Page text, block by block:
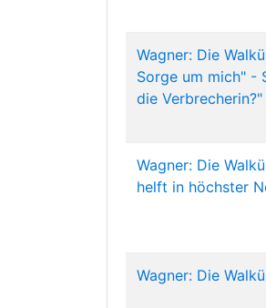
Wagner: Die
Sorge um mich" -
die Verbrecherin?"
Wagner: Die
helft in höchster
Wagner: Die